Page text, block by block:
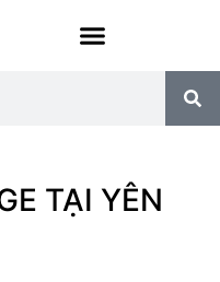
TẠI YÊN